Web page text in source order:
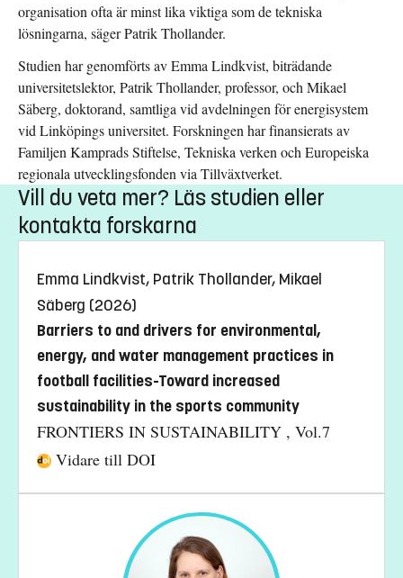
organisation ofta är minst lika viktiga som de tekniska
lösningarna, säger Patrik Thollander.
Studien har genomförts av Emma Lindkvist, biträdande
universitetslektor, Patrik Thollander, professor, och Mikael
Säberg, doktorand, samtliga vid avdelningen för energisystem
vid Linköpings universitet. Forskningen har finansierats av
Familjen Kamprads Stiftelse, Tekniska verken och Europeiska
regionala utvecklingsfonden via Tillväxtverket.
Vill du veta mer? Läs studien eller
kontakta forskarna
Emma Lindkvist, Patrik Thollander, Mikael
Säberg (2026)
Barriers to and drivers for environmental,
energy, and water management practices in
football facilities-Toward increased
sustainability in the sports community
FRONTIERS IN SUSTAINABILITY , Vol.7
Vidare till DOI